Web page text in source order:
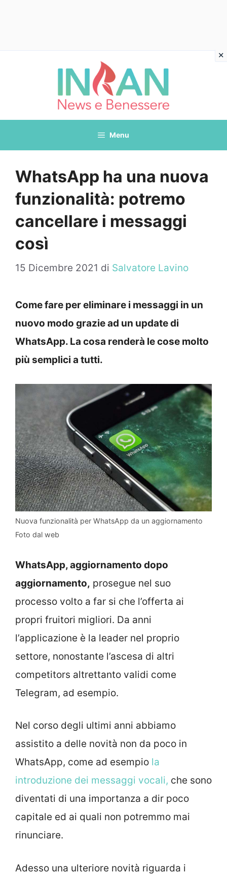
Menu
WhatsApp ha una nuova
funzionalità: potremo
cancellare i messaggi
così
15 Dicembre 2021 di Salvatore Lavino
Come fare per eliminare i messaggi in un
nuovo modo grazie ad un update di
WhatsApp. La cosa renderà le cose molto
più semplici a tutti.
Nuova funzionalità per WhatsApp da un aggiornamento
Foto dal web
WhatsApp, aggiornamento dopo
aggiornamento, prosegue nel suo
processo volto a far si che l’offerta ai
propri fruitori migliori. Da anni
l’applicazione è la leader nel proprio
settore, nonostante l’ascesa di altri
competitors altrettanto validi come
Telegram, ad esempio.
Nel corso degli ultimi anni abbiamo
assistito a delle novità non da poco in
WhatsApp, come ad esempio la
introduzione dei messaggi vocali, che sono
diventati di una importanza a dir poco
capitale ed ai quali non potremmo mai
rinunciare.
Adesso una ulteriore novità riguarda i